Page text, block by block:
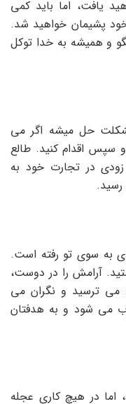
یافت، اما باید کمی
خود پشیمان خواهید شد.
و همیشه به خدا توکل
حل میشه اگر می
و سپس اقدام کنید. طالع
در تجارت خود به
به سوی تو رفته است.
آرامش را در دوست،
می ترسید و نگران می
می شود و به هدفتان
اما در هیچ کاری عجله